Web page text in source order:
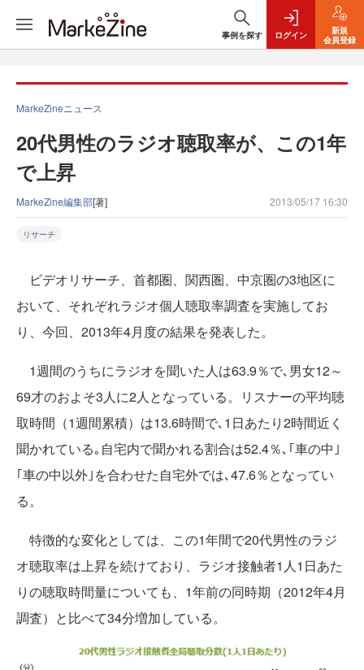
事例を探す ログイン
新規
会員登録
MarkeZineニュース
20代男性のラジオ聴取率が、この1年
で上昇
MarkeZine編集部[著] 2013/05/17 16:30
リサーチ
ビデオリサーチ、首都圏、関西圏、中京圏の3地区に
おいて、それぞれラジオ個人聴取率調査を実施してお
り、今回、2013年4月度の結果を発表した。
1週間のうちにラジオを聞いた人は63.9％で､男女12～
69才のおよそ3人に2人となっている。リスナーの平均聴
取時間（1週間累積）は13.6時間で､1日あたり2時間近く
聞かれている｡自宅内で聞かれる割合は52.4％､｢車の中｣
｢車の中以外｣を合わせた自宅外では､47.6％となってい
る。
特徴的な変化としては、この1年間で20代男性のラジ
オ聴取率は上昇を続けており、ラジオ接触者1人1日あた
りの聴取時間量についても、1年前の同時期（2012年4月
調査）と比べて34分増加している。